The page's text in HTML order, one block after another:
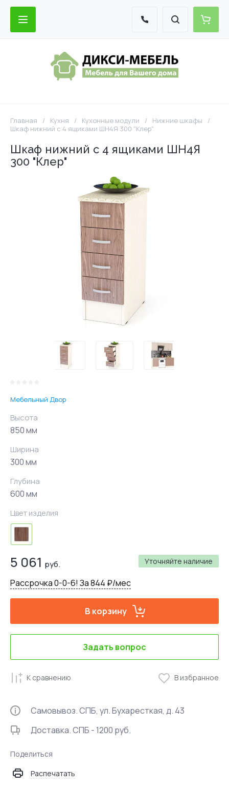
Главная / Кухня / Кухонные модули / Нижние шкафы
/
Шкаф нижний с 4 ящиками ШН4Я 300 "Клер"
Шкаф нижний с 4 ящиками ШН4Я
300 "Клер"
Мебельный Двор
Высота
850 мм
Ширина
300 мм
Глубина
600 мм
Цвет изделия
Уточняйте наличие
5 061 руб.
Рассрочка 0-0-6! За 844 ₽/мес
В корзину
Задать вопрос
К сравнению В избранное
Самовывоз. СПБ, ул. Бухаресткая, д. 43
Доставка. СПБ - 1200 руб.
Поделиться
Распечатать